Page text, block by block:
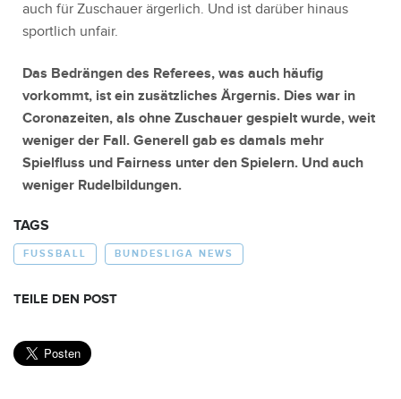
auch für Zuschauer ärgerlich. Und ist darüber hinaus
sportlich unfair.
Das Bedrängen des Referees, was auch häufig
vorkommt, ist ein zusätzliches Ärgernis. Dies war in
Coronazeiten, als ohne Zuschauer gespielt wurde, weit
weniger der Fall. Generell gab es damals mehr
Spielfluss und Fairness unter den Spielern. Und auch
weniger Rudelbildungen.
TAGS
FUSSBALL BUNDESLIGA NEWS
TEILE DEN POST